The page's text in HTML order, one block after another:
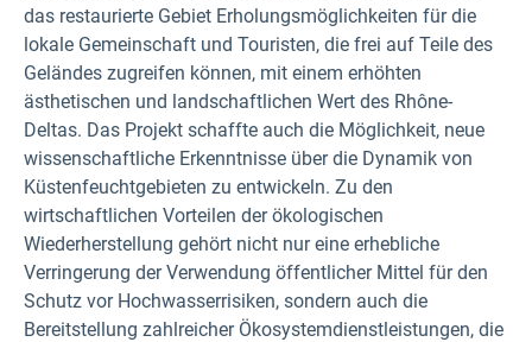
das restaurierte Gebiet Erholungsmöglichkeiten für die
lokale Gemeinschaft und Touristen, die frei auf Teile des
Geländes zugreifen können, mit einem erhöhten
ästhetischen und landschaftlichen Wert des Rhône-
Deltas. Das Projekt schaffte auch die Möglichkeit, neue
wissenschaftliche Erkenntnisse über die Dynamik von
Küstenfeuchtgebieten zu entwickeln. Zu den
wirtschaftlichen Vorteilen der ökologischen
Wiederherstellung gehört nicht nur eine erhebliche
Verringerung der Verwendung öffentlicher Mittel für den
Schutz vor Hochwasserrisiken, sondern auch die
Bereitstellung zahlreicher Ökosystemdienstleistungen, die